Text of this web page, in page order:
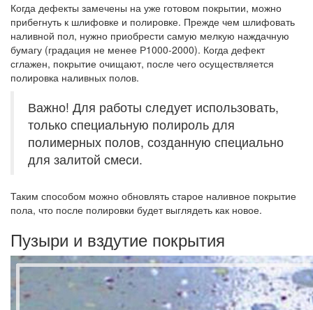
Когда дефекты замечены на уже готовом покрытии, можно
прибегнуть к шлифовке и полировке. Прежде чем шлифовать
наливной пол, нужно приобрести самую мелкую наждачную
бумагу (градация не менее Р1000-2000). Когда дефект
сглажен, покрытие очищают, после чего осуществляется
полировка наливных полов.
Важно! Для работы следует использовать,
только специальную полироль для
полимерных полов, созданную специально
для залитой смеси.
Таким способом можно обновлять старое наливное покрытие
пола, что после полировки будет выглядеть как новое.
Пузыри и вздутие покрытия